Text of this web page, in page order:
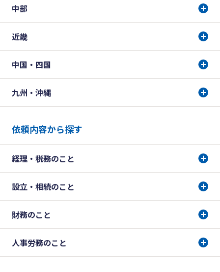
中部
近畿
中国・四国
九州・沖縄
依頼内容から探す
経理・税務のこと
設立・相続のこと
財務のこと
人事労務のこと